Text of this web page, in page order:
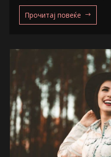
Прочитај повеќе